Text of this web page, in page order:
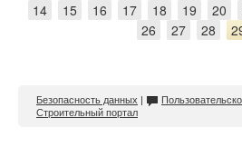
14
15 16 17 18 19 20
26
27 28
Безопасность данных |
Строительный портал